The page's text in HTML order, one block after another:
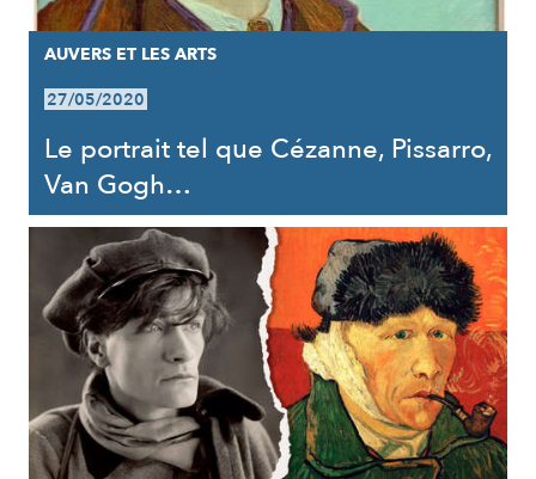
AUVERS ET LES ARTS
27/05/2020
Le portrait tel que Cézanne, Pissarro,
Van Gogh…